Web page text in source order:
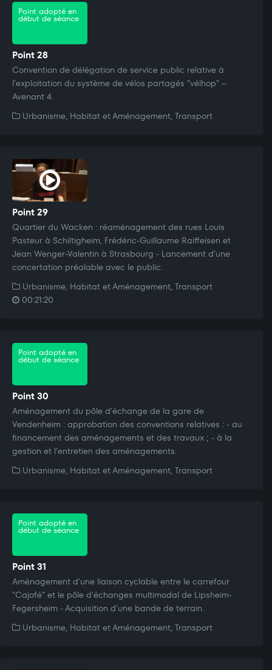
Point adopté en
début de séance
Point 28
Convention de délégation de service public relative à
l'exploitation du système de vélos partagés "vélhop" –
Avenant 4.
Urbanisme, Habitat et Aménagement, Transport
Point 29
Quartier du Wacken : réaménagement des rues Louis
Pasteur à Schiltigheim, Frédéric-Guillaume Raiffeisen et
Jean Wenger-Valentin à Strasbourg - Lancement d’une
concertation préalable avec le public.
Urbanisme, Habitat et Aménagement, Transport
00:21:20
Point adopté en
début de séance
Point 30
Aménagement du pôle d’échange de la gare de
Vendenheim : approbation des conventions relatives : - au
financement des aménagements et des travaux ; - à la
gestion et l’entretien des aménagements.
Urbanisme, Habitat et Aménagement, Transport
Point adopté en
début de séance
Point 31
Aménagement d'une liaison cyclable entre le carrefour
"Cajofé" et le pôle d'échanges multimodal de Lipsheim-
Fegersheim - Acquisition d'une bande de terrain.
Urbanisme, Habitat et Aménagement, Transport